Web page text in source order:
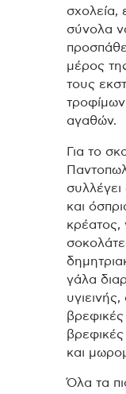
σχολεία,
σύνολα
μέρος
τους
αγαθών.
Για το
και
κρέατος,
γάλα
και
Όλα τα